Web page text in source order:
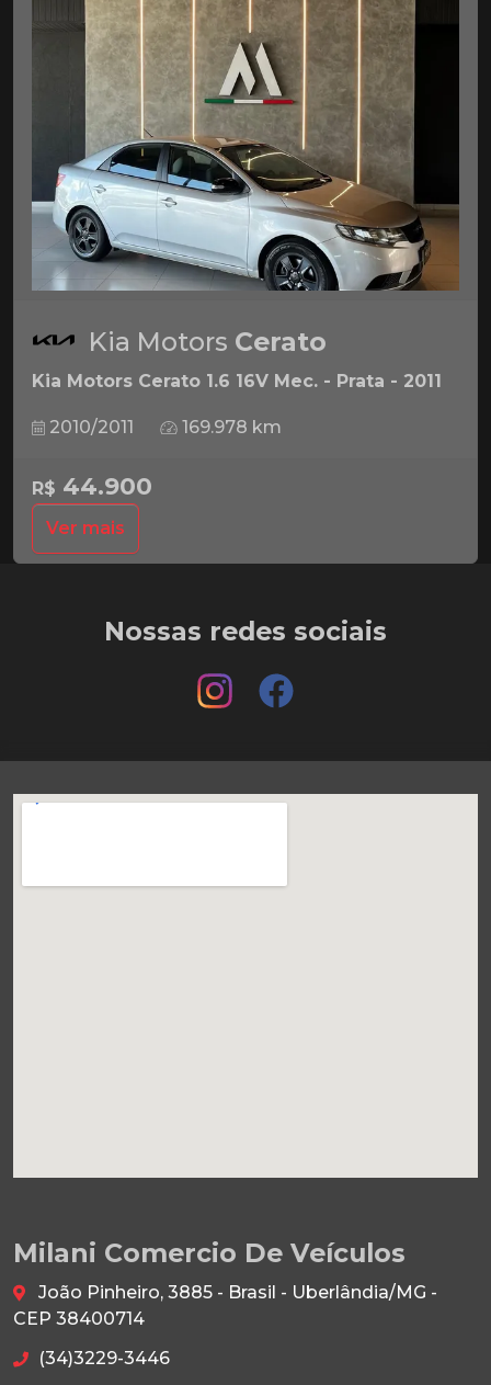
Kia Motors Cerato
Kia Motors Cerato 1.6 16V Mec. - Prata - 2011
2010/2011 169.978 km
R$ 44.900
Ver mais
Nossas redes sociais
Milani Comercio De Veículos
João Pinheiro, 3885 - Brasil - Uberlândia/MG -
CEP 38400714
(34)3229-3446